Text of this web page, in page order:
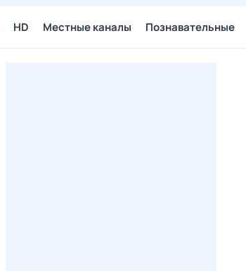
HD Местные каналы Познавательные